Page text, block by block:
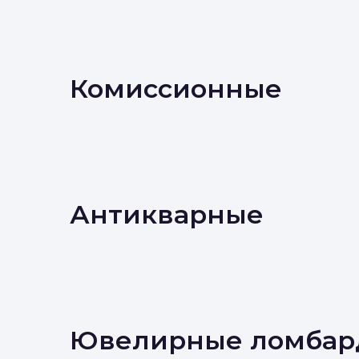
Комиссионные
Антикварные
Ювелирные